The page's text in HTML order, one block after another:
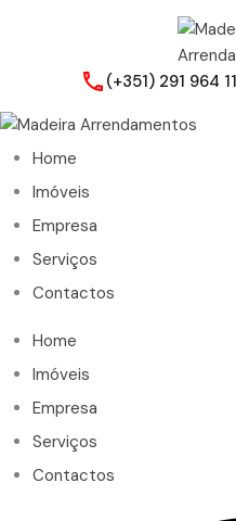
(+351) 291 964
Home
Imóveis
Empresa
Serviços
Contactos
Home
Imóveis
Empresa
Serviços
Contactos